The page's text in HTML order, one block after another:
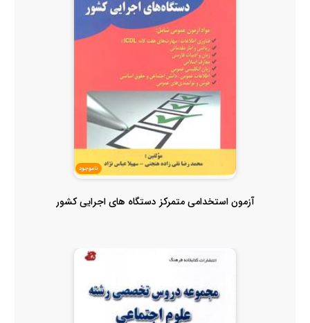
ناموجود
آزمون استخدامی متمرکز دستگاه های اجرایی کشور